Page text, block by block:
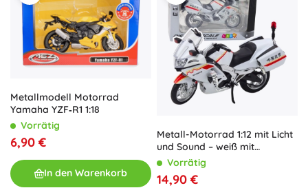
Metallmodell Motorrad
Yamaha YZF‑R1 1:18
Vorrätig
6,90 €
In den Warenkorb
Metall-Motorrad 1:12 mit Licht
und Sound – weiß mit
rot‑gelben Elementen
Vorrätig
14,90 €